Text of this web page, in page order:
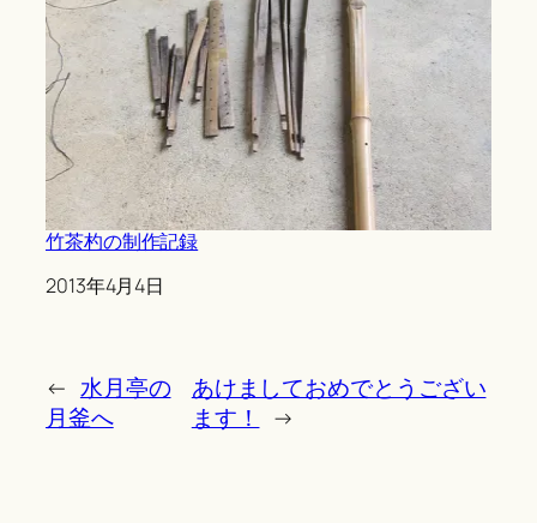
竹茶杓の制作記録
Date
2013年4月4日
← 水月亭の
月釜へ
あけましておめでとうござい
ます！
→